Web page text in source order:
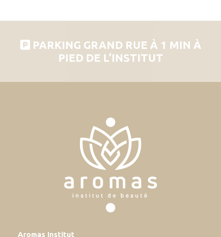
PARKING GRAND RUE À 1 MIN À
PIED DE L’INSTITUT
Aromas Institut